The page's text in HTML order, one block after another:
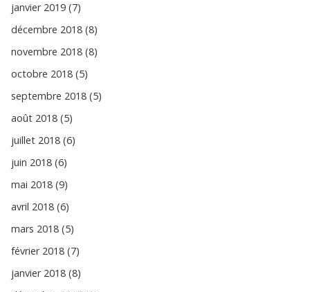
janvier 2019 (7)
décembre 2018 (8)
novembre 2018 (8)
octobre 2018 (5)
septembre 2018 (5)
août 2018 (5)
juillet 2018 (6)
juin 2018 (6)
mai 2018 (9)
avril 2018 (6)
mars 2018 (5)
février 2018 (7)
janvier 2018 (8)